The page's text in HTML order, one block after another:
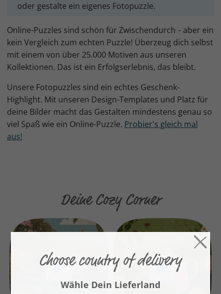
oder gestalte ein eigenes Fotopuzzle.
Online-Puzzles sind schön für Zwischendurch – aber ein
kein Vergleich zum echten Puzzle! Überzeug dich selbst
mit einem von über 25.000 Motiven aus unseren
Kollektionen. Das ist ein Erfolgserlebnis, das bleibt.
Unsere Fotopuzzles sind ein echtes Geschenk-
Highlight. Mit unseren Design-Templates und Platz für
deine Bilder macht das Gestalten mindestens genau so
viel Spaß wie ein Online-Puzzle. Probier's gleich mal
aus!
Deine Cozy Corner